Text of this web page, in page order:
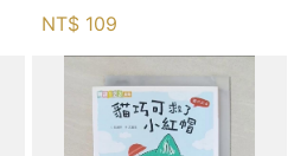
NT$ 109